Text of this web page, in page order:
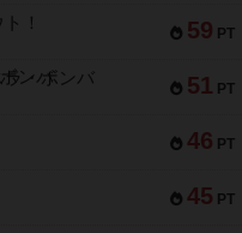
59 PT
！
51 PT
ラ・ボンバ
46 PT
45 PT